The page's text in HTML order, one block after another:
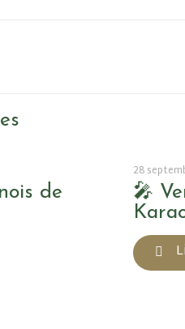
de
28
🎤